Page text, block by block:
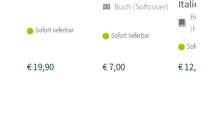
Sofort lieferbar
€19,90
Buch (Softcover)
Sofort lieferbar
€7,00
Italienisch
Buch
Sofort
€12,95